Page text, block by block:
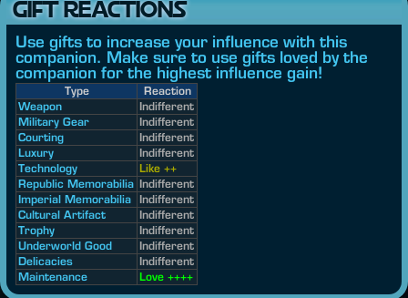
GIFT REACTIONS
Use gifts to increase your influence with this
companion. Make sure to use gifts loved by the
companion for the highest influence gain!
Type
Reaction
Weapon
Indifferent
Military Gear
Indifferent
Courting
Indifferent
Luxury
Indifferent
Technology
Like ++
Republic Memorabilia Indifferent
Imperial Memorabilia
Indifferent
Cultural Artifact
Indifferent
Trophy
Indifferent
Underworld Good
Indifferent
Delicacies
Indifferent
Maintenance
Love ++++